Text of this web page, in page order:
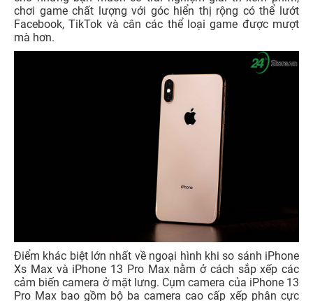
chơi game chất lượng với góc hiển thị rộng có thể lướt
Facebook, TikTok và cân các thể loại game được mượt
mà hơn.
Điểm khác biệt lớn nhất về ngoại hình khi so sánh iPhone
Xs Max và iPhone 13 Pro Max nằm ở cách sắp xếp các
cảm biến camera ở mặt lưng. Cụm camera của iPhone 13
Pro Max bao gồm bộ ba camera cao cấp xếp phân cực